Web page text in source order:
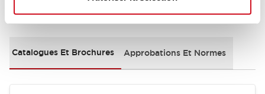
Documents et fichiers
Catalogues Et Brochures Approbations Et Normes